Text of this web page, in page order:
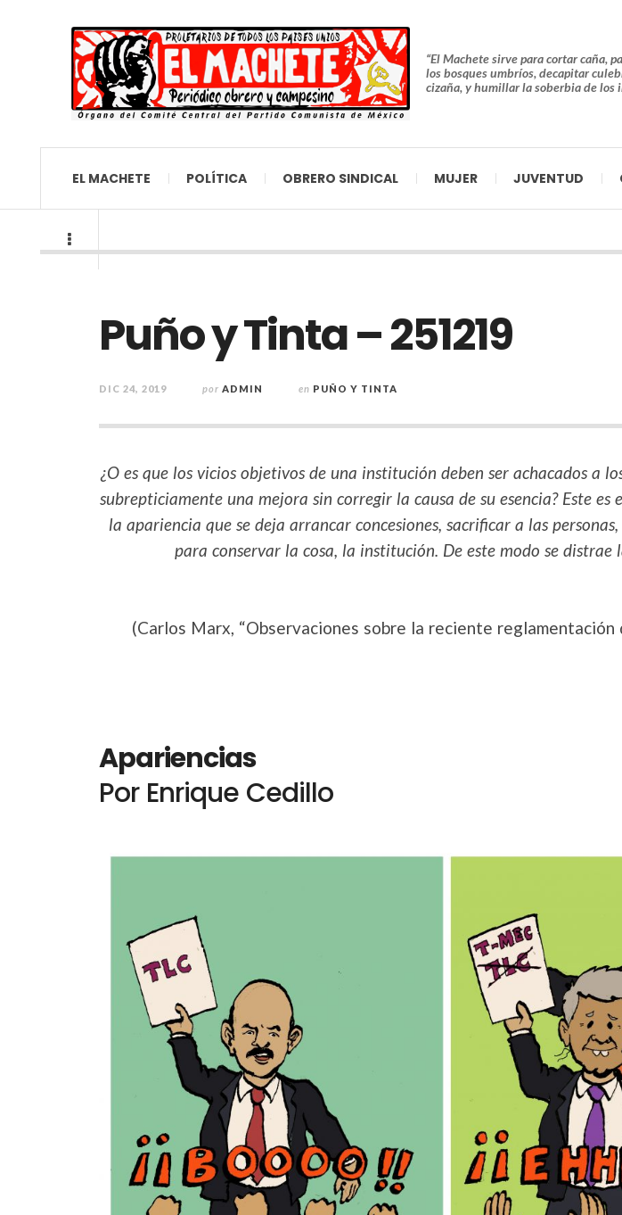
“El Machete sirve para cortar caña,
los bosques umbríos, decapitar
cizaña, y humillar la soberbia de los
EL MACHETE POLÍTICA OBRERO SINDICAL MUJER JUVENTUD
Puño y Tinta – 251219
DIC 24, 2019 por ADMIN en PUÑO Y TINTA
¿O es que los vicios objetivos de una institución deben ser achacados a
subrepticiamente una mejora sin corregir la causa de su esencia? Este
la apariencia que se deja arrancar concesiones, sacrificar a las
para conservar la cosa, la institución. De este modo se distrae
(Carlos Marx, “Observaciones sobre la reciente reglamentación
Apariencias
Por Enrique Cedillo